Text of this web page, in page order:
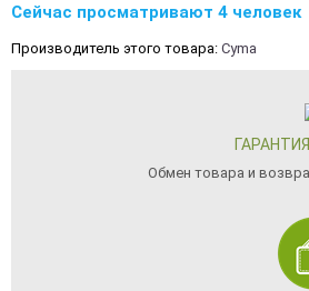
Сейчас просматривают 4 человек
Производитель этого товара: Cyma
Обмен товара и